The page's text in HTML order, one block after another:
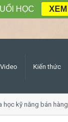
Video Kiến thức
học kỹ năng bán
HỌC